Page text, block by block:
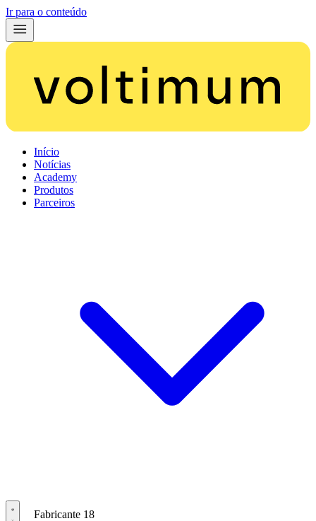
Ir para o conteúdo
Início
Notícias
Academy
Produtos
Parceiros
Fabricante 18